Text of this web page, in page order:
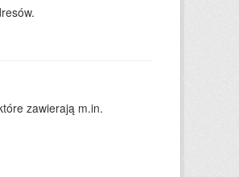
zawierają m.in.